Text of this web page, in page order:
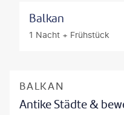
Balkan
1 Nacht + Frühstück
BALKAN
Antike Städte &